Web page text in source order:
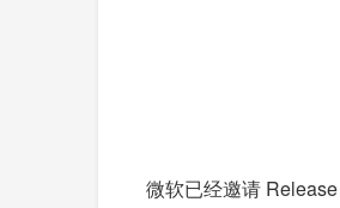
微软已经邀请